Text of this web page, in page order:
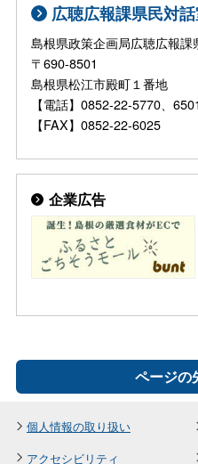
広聴広報課県民対
島根県政策企画局広聴広報課
〒690-8501
島根県松江市殿町１番地
【電話】0852-22-5770、6501
【FAX】0852-22-6025
企業広告
ページの
個人情報の取り扱い
アクセシビリティ